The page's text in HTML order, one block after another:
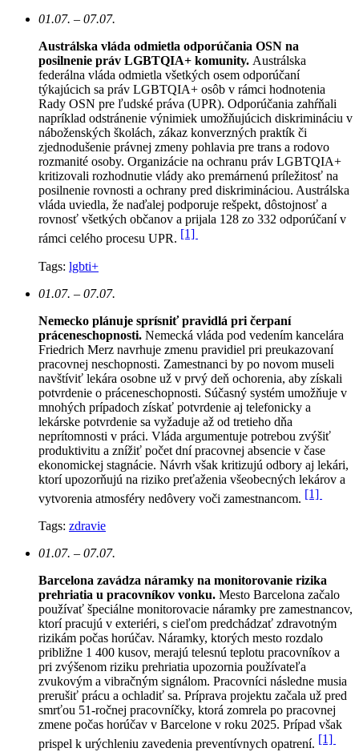
01.07. – 07.07.
Austrálska vláda odmietla odporúčania OSN na
posilnenie práv LGBTQIA+ komunity. Austrálska
federálna vláda odmietla všetkých osem odporúčaní
týkajúcich sa práv LGBTQIA+ osôb v rámci hodnotenia
Rady OSN pre ľudské práva (UPR). Odporúčania zahŕňali
napríklad odstránenie výnimiek umožňujúcich diskrimináciu v
náboženských školách, zákaz konverzných praktík či
zjednodušenie právnej zmeny pohlavia pre trans a rodovo
rozmanité osoby. Organizácie na ochranu práv LGBTQIA+
kritizovali rozhodnutie vlády ako premárnenú príležitosť na
posilnenie rovnosti a ochrany pred diskrimináciou. Austrálska
vláda uviedla, že naďalej podporuje rešpekt, dôstojnosť a
rovnosť všetkých občanov a prijala 128 zo 332 odporúčaní v
rámci celého procesu UPR. [1]
Tags: lgbti+
01.07. – 07.07.
Nemecko plánuje sprísniť pravidlá pri čerpaní
práceneschopnosti. Nemecká vláda pod vedením kancelára
Friedrich Merz navrhuje zmenu pravidiel pri preukazovaní
pracovnej neschopnosti. Zamestnanci by po novom museli
navštíviť lekára osobne už v prvý deň ochorenia, aby získali
potvrdenie o práceneschopnosti. Súčasný systém umožňuje v
mnohých prípadoch získať potvrdenie aj telefonicky a
lekárske potvrdenie sa vyžaduje až od tretieho dňa
neprítomnosti v práci. Vláda argumentuje potrebou zvýšiť
produktivitu a znížiť počet dní pracovnej absencie v čase
ekonomickej stagnácie. Návrh však kritizujú odbory aj lekári,
ktorí upozorňujú na riziko preťaženia všeobecných lekárov a
vytvorenia atmosféry nedôvery voči zamestnancom. [1]
Tags: zdravie
01.07. – 07.07.
Barcelona zavádza náramky na monitorovanie rizika
prehriatia u pracovníkov vonku. Mesto Barcelona začalo
používať špeciálne monitorovacie náramky pre zamestnancov,
ktorí pracujú v exteriéri, s cieľom predchádzať zdravotným
rizikám počas horúčav. Náramky, ktorých mesto rozdalo
približne 1 400 kusov, merajú telesnú teplotu pracovníkov a
pri zvýšenom riziku prehriatia upozornia používateľa
zvukovým a vibračným signálom. Pracovníci následne musia
prerušiť prácu a ochladiť sa. Príprava projektu začala už pred
smrťou 51-ročnej pracovníčky, ktorá zomrela po pracovnej
zmene počas horúčav v Barcelone v roku 2025. Prípad však
prispel k urýchleniu zavedenia preventívnych opatrení. [1]